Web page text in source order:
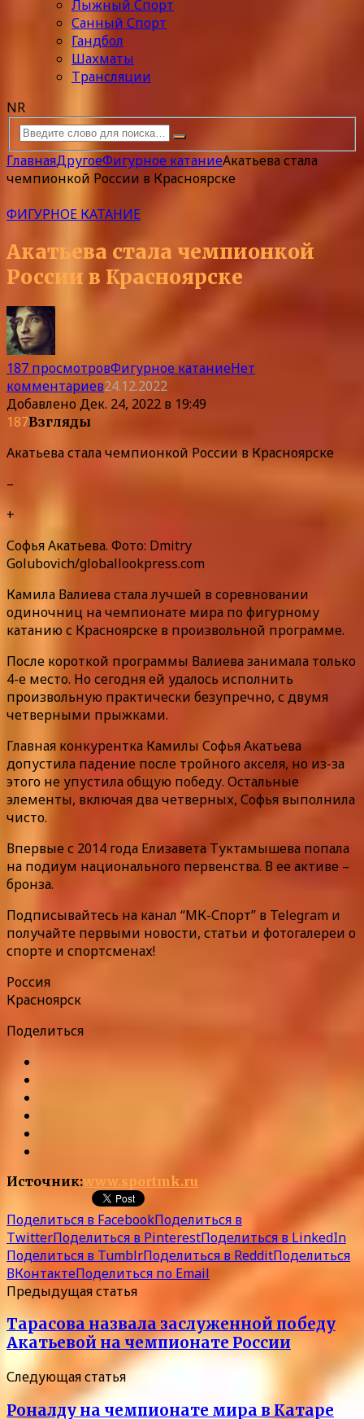
Лыжный Спорт
Санный Спорт
Гандбол
Шахматы
Трансляции
NR
ГлавнаяДругоеФигурное катаниеАкатьева стала
чемпионкой России в Красноярске
ФИГУРНОЕ КАТАНИЕ
Акатьева стала чемпионкой
России в Красноярске
187 просмотровФигурное катаниеНет
комментариев24.12.2022
Добавлено Дек. 24, 2022 в 19:49
187Взгляды
Акатьева стала чемпионкой России в Красноярске
–
+
Софья Акатьева. Фото: Dmitry
Golubovich/globallookpress.com
Камила Валиева стала лучшей в соревновании
одиночниц на чемпионате мира по фигурному
катанию с Красноярске в произвольной программе.
После короткой программы Валиева занимала только
4-е место. Но сегодня ей удалось исполнить
произвольную практически безупречно, с двумя
четверными прыжками.
Главная конкурентка Камилы Софья Акатьева
допустила падение после тройного акселя, но из-за
этого не упустила общую победу. Остальные
элементы, включая два четверных, Софья выполнила
чисто.
Впервые с 2014 года Елизавета Туктамышева попала
на подиум национального первенства. В ее активе –
бронза.
Подписывайтесь на канал “МК-Спорт” в Telegram и
получайте первыми новости, статьи и фотогалереи о
спорте и спортсменах!
Россия
Красноярск
Поделиться
Источник:www.sportmk.ru
Поделиться в FacebookПоделиться в
TwitterПоделиться в PinterestПоделиться в LinkedIn
Поделиться в TumblrПоделиться в RedditПоделиться
ВКонтактеПоделиться по Email
Предыдущая статья
Тарасова назвала заслуженной победу
Акатьевой на чемпионате России
Следующая статья
Роналду на чемпионате мира в Катаре